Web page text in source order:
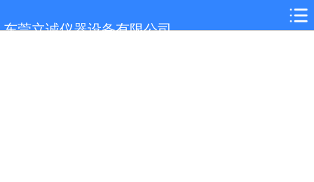
东莞立诚仪器设备有限公司
网站首页